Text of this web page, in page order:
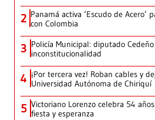
2 Panamá activa ‘Escudo de
con Colombia
3 Policía Municipal: diputado
inconstitucionalidad
4 ¡Por tercera vez! Roban cables y
Universidad Autónoma de Chiriquí
5 Victoriano Lorenzo celebra 54
fiesta y esperanza